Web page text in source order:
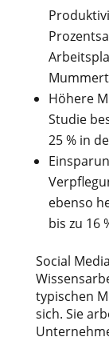
Höhere
Studie
25 % in
ebenso
bis zu 16
Social
typischen
sich. Sie